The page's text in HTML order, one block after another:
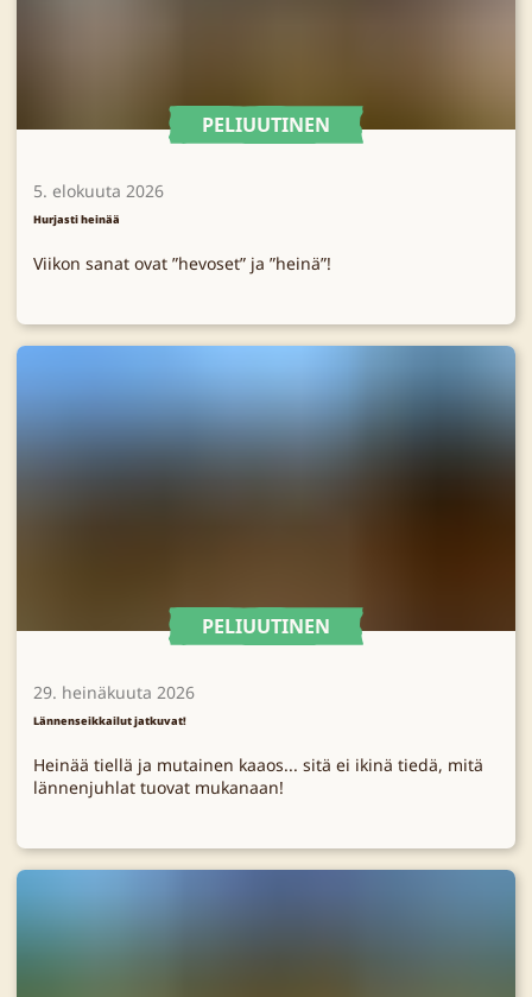
PELIUUTINEN
5. elokuuta 2026
Hurjasti heinää
Viikon sanat ovat ”hevoset” ja ”heinä”!
PELIUUTINEN
29. heinäkuuta 2026
Lännenseikkailut jatkuvat!
Heinää tiellä ja mutainen kaaos... sitä ei ikinä tiedä, mitä
lännenjuhlat tuovat mukanaan!